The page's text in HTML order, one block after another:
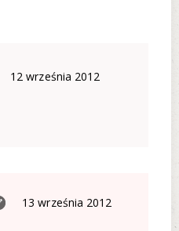
12 września 2012
13 września 2012